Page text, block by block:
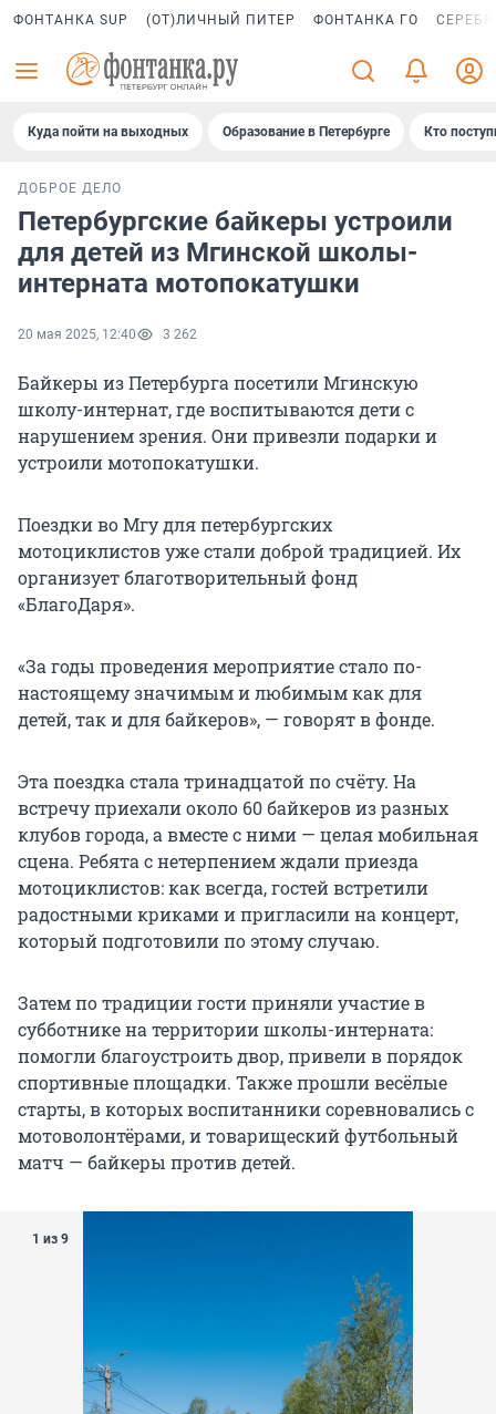
ФОНТАНКА SUP (ОТ)ЛИЧНЫЙ ПИТЕР ФОНТАНКА ГО
Куда пойти на выходных Образование в Петербурге Кто
ДОБРОЕ ДЕЛО
Петербургские байкеры устроили
для детей из Мгинской школы-
интерната мотопокатушки
20 мая 2025, 12:40 3 262
Байкеры из Петербурга посетили Мгинскую
школу-интернат, где воспитываются дети с
нарушением зрения. Они привезли подарки и
устроили мотопокатушки.
Поездки во Мгу для петербургских
мотоциклистов уже стали доброй традицией. Их
организует благотворительный фонд
«БлагоДаря».
«За годы проведения мероприятие стало по-
настоящему значимым и любимым как для
детей, так и для байкеров», — говорят в фонде.
Эта поездка стала тринадцатой по счёту. На
встречу приехали около 60 байкеров из разных
клубов города, а вместе с ними — целая мобильная
сцена. Ребята с нетерпением ждали приезда
мотоциклистов: как всегда, гостей встретили
радостными криками и пригласили на концерт,
который подготовили по этому случаю.
Затем по традиции гости приняли участие в
субботнике на территории школы-интерната:
помогли благоустроить двор, привели в порядок
спортивные площадки. Также прошли весёлые
старты, в которых воспитанники соревновались с
мотоволонтёрами, и товарищеский футбольный
матч — байкеры против детей.
1 из 9